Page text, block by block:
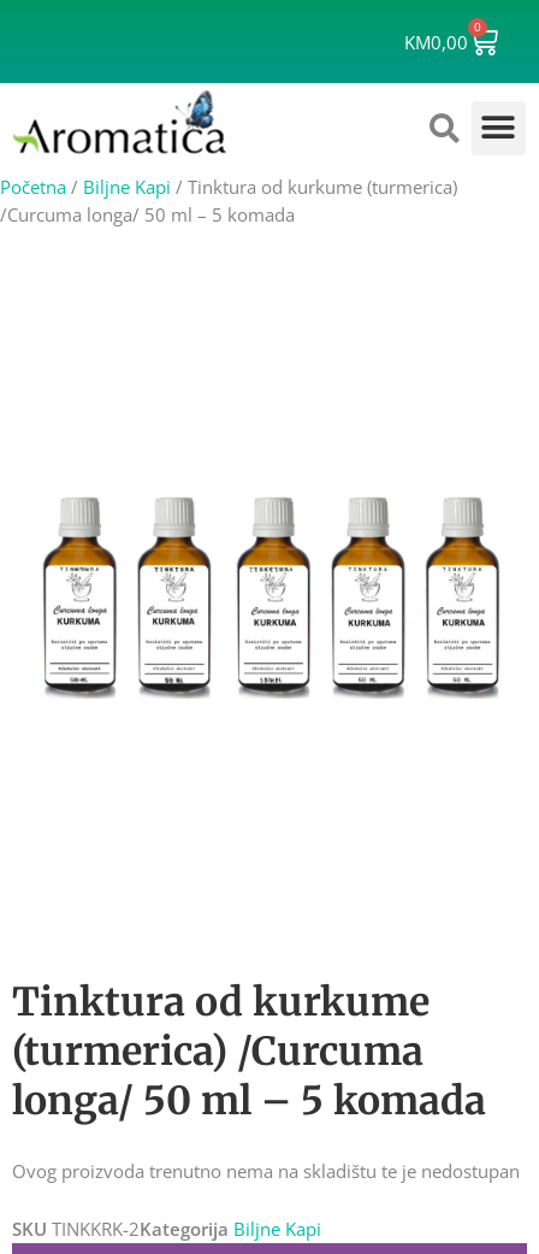
KM0,00
0
Cart
Početna / Biljne Kapi / Tinktura od kurkume (turmerica)
/Curcuma longa/ 50 ml – 5 komada
Tinktura od kurkume
(turmerica) /Curcuma
longa/ 50 ml – 5 komada
Ovog proizvoda trenutno nema na skladištu te je nedostupan
SKU TINKKRK-2Kategorija Biljne Kapi